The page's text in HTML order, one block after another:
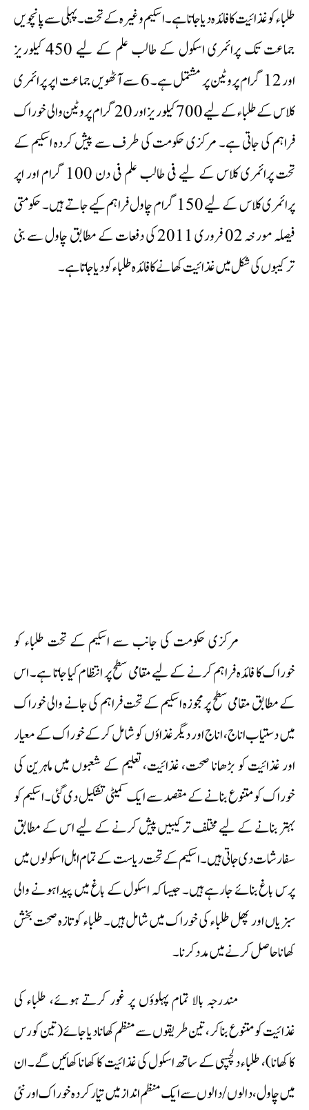
طلباء کو غذائیت کا فائدہ دیا جاتا ہے۔ اسکیم وغیرہ کے تحت۔ پہلی سے پانچویں
جماعت تک پرائمری اسکول کے طالب علم کے لیے 450 کیلوریز
اور 12 گرام پروٹین پر مشتمل ہے۔ 6 سے آٹھویں جماعت اپر پرائمری
کلاس کے طلباء کے لیے 700 کیلوریز اور 20 گرام پروٹین والی خوراک
فراہم کی جاتی ہے۔ مرکزی حکومت کی طرف سے پیش کردہ اسکیم کے
تحت پرائمری کلاس کے لیے فی طالب علم فی دن 100 گرام اور اپر
پرائمری کلاس کے لیے 150 گرام چاول فراہم کیے جاتے ہیں۔ حکومتی
فیصلہ مورخہ 02 فروری 2011 کی دفعات کے مطابق چاول سے بنی
ترکیبوں کی شکل میں غذائیت کھانے کا فائدہ طلباء کو دیا جاتا ہے۔
مرکزی حکومت کی جانب سے اسکیم کے تحت طلباء کو
خوراک کا فائدہ فراہم کرنے کے لیے مقامی سطح پر انتظام کیا جاتا ہے۔ اس
کے مطابق مقامی سطح پر مجوزہ اسکیم کے تحت فراہم کی جانے والی خوراک
میں دستیاب اناج، اناج اور دیگر غذاؤں کو شامل کرکے خوراک کے معیار
اور غذائیت کو بڑھانا صحت، غذائیت، تعلیم کے شعبوں میں ماہرین کی
خوراک کو متنوع بنانے کے مقصد سے ایک کمیٹی تشکیل دی گئی۔ اسکیم کو
بہتر بنانے کے لیے مختلف ترکیبیں پیش کرنے کے لیے اس کے مطابق
سفارشات دی جاتی ہیں۔ اسکیم کے تحت ریاست کے تمام اہل اسکولوں میں
پرس باغ بنائے جارہے ہیں۔ جیسا کہ اسکول کے باغ میں پیدا ہونے والی
سبزیاں اور پھل طلباء کی خوراک میں شامل ہیں۔ طلباء کو تازہ صحت بخش
کھانا حاصل کرنے میں مدد کرنا۔
مندرجہ بالا تمام پہلوؤں پر غور کرتے ہوئے، طلباء کی
غذائیت کو متنوع بنا کر، تین طریقوں سے منظم کھانا دیا جائے (تین کورس
کا کھانا)، طلباء دلچسپی کے ساتھ اسکول کی غذائیت کا کھانا کھائیں گے۔ ان
میں چاول، دالوں/ دالوں سے ایک منظم انداز میں تیار کردہ خوراک اور نئی